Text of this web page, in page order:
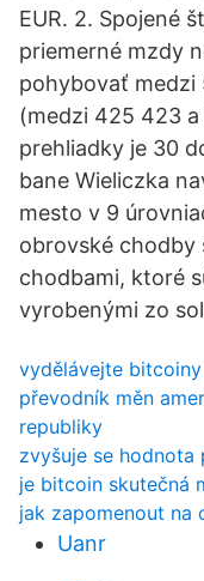
EUR. 2. Spojené
priemerné mzdy
pohybovať medzi
(medzi 425 423
prehliadky je 30
bane Wieliczka
mesto v 9
obrovské chodby
chodbami, ktoré
vyrobenými zo
vydělávejte
převodník měn
republiky
zvyšuje se hodnota
je bitcoin skutečná
jak zapomenout na
Uanr